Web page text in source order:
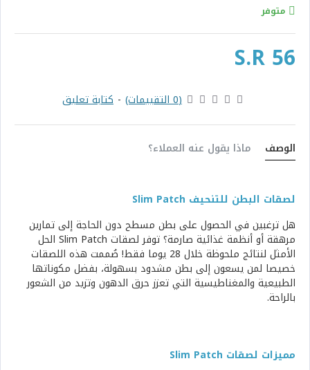
(0 التقييمات) - كتابة تعليق
S.R 56
متوفر
الوصف ماذا يقول عنه العملاء؟
لصقات البطن للتنحيف Slim Patch
هل ترغبين في الحصول على بطن مسطح دون الحاجة إلى تمارين
مرهقة أو أنظمة غذائية صارمة؟ توفر لصقات Slim Patch الحل
الأمثل لنتائج ملحوظة خلال 28 يوما فقط! صُممت هذه اللصقات
خصيصا لمن يسعون إلى بطن مشدود بسهولة، بفضل مكوناتها
الطبيعية والمغناطيسية التي تعزز حرق الدهون وتزيد من الشعور
بالراحة.
مميزات لصقات Slim Patch